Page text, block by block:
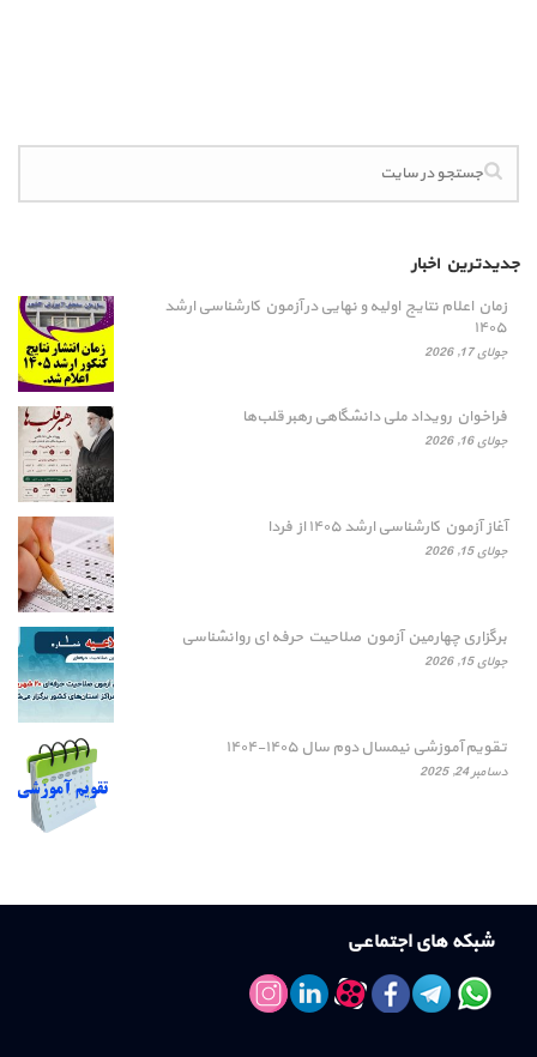
جدیدترین اخبار
زمان اعلام نتایج اولیه و نهایی در آزمون کارشناسی ارشد
۱۴۰۵
جولای 17, 2026
فراخوان رویداد ملی دانشگاهی رهبر قلب‌ها
جولای 16, 2026
آغاز آزمون کارشناسی ارشد ۱۴۰۵ از فردا
جولای 15, 2026
برگزاری چهارمین آزمون صلاحیت حرفه ای روانشناسی
جولای 15, 2026
تقویم آموزشی نیمسال دوم سال ۱۴۰۵-۱۴۰۴
دسامبر 24, 2025
شبکه های اجتماعی